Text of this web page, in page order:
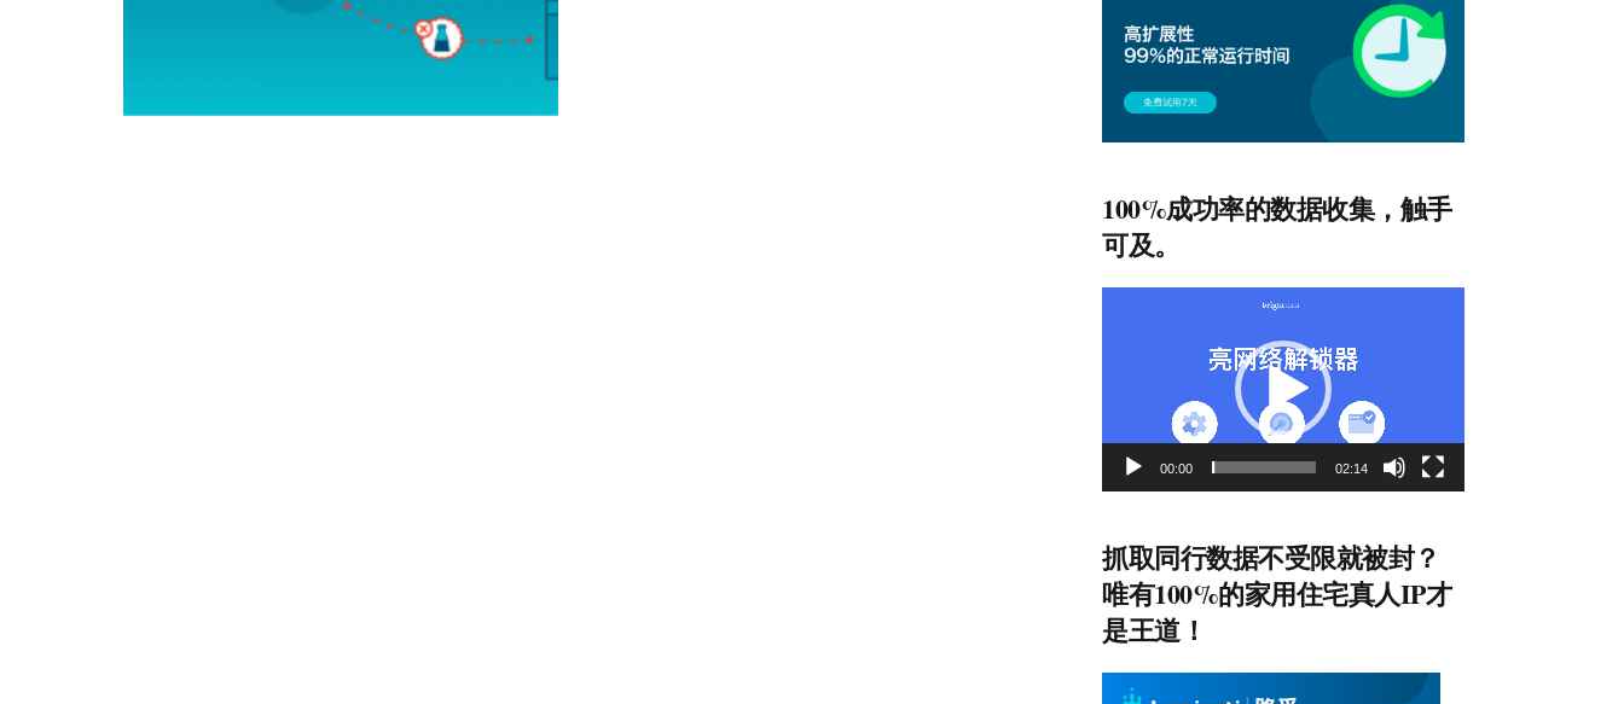
100%成功率的数据收集，触手
可及。
器
00:00 02:14
抓取同行数据不受限就被封？
唯有100%的家用住宅真人IP才
是王道！